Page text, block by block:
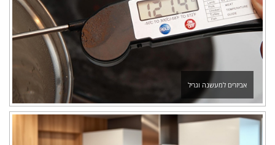
אביזרים למעשנה וגריל